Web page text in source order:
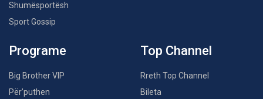
Shumësportësh
Sport Gossip
Programe
Big Brother VIP
Për’puthen
Top Channel
Rreth Top Channel
Bileta